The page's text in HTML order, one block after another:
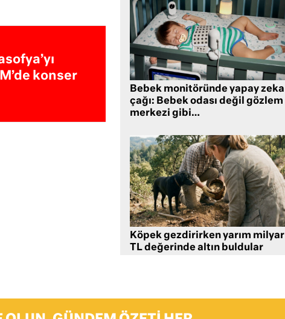
konser
Bebek monitöründe yapay zeka
çağı: Bebek odası değil gözlem
merkezi gibi…
Köpek gezdirirken yarım milyar
TL değerinde altın buldular